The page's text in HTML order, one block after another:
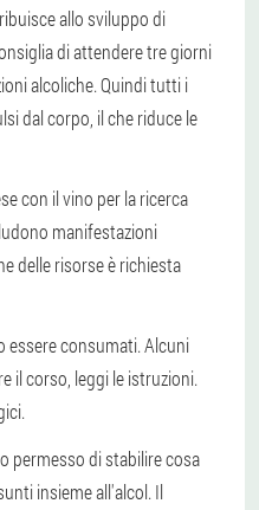
allo sviluppo di
di attendere tre giorni
alcoliche. Quindi tutti i
dal corpo, il che riduce le
con il vino per la ricerca
manifestazioni
delle risorse è richiesta
essere consumati. Alcuni
il corso, leggi le istruzioni.
permesso di stabilire cosa
insieme all'alcol. Il